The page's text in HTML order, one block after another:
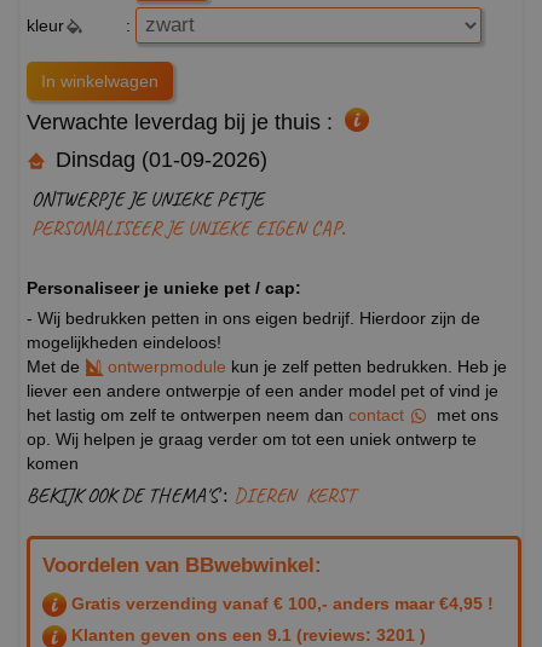
kleur :
Verwachte leverdag bij je thuis :
Dinsdag (01-09-2026)
ONTWERPJE JE UNIEKE PETJE
PERSONALISEER JE UNIEKE EIGEN CAP.
Personaliseer je unieke pet / cap:
- Wij bedrukken petten in ons eigen bedrijf. Hierdoor zijn de
mogelijkheden eindeloos!
Met de
ontwerpmodule kun je zelf petten bedrukken. Heb je
liever een andere ontwerpje of een ander model pet of vind je
het lastig om zelf te ontwerpen neem dan contact
met ons
op. Wij helpen je graag verder om tot een uniek ontwerp te
komen
BEKIJK OOK DE THEMA'S : DIEREN KERST
Voordelen van BBwebwinkel:
Gratis verzending vanaf € 100,- anders maar €4,95 !
Klanten geven ons een 9.1 (reviews: 3201 )